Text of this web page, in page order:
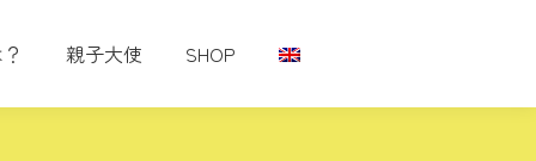
親子大使 SHOP